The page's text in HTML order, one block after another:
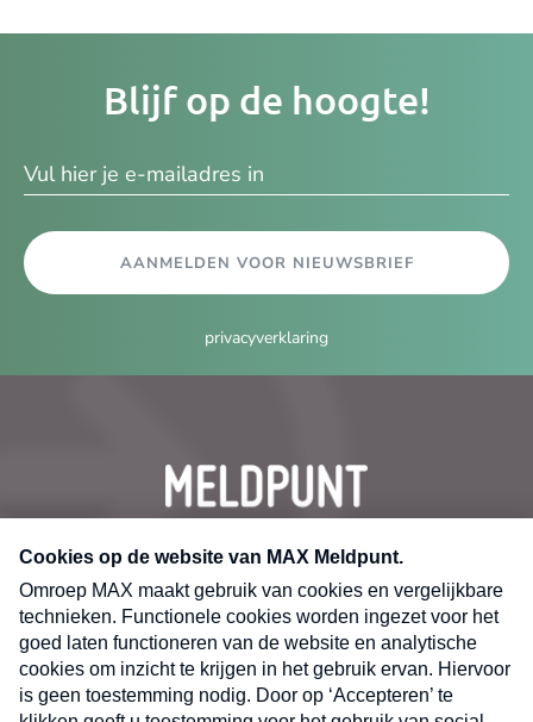
Blijf op de hoogte!
AANMELDEN VOOR NIEUWSBRIEF
privacyverklaring
CONTACT
Volg ons op